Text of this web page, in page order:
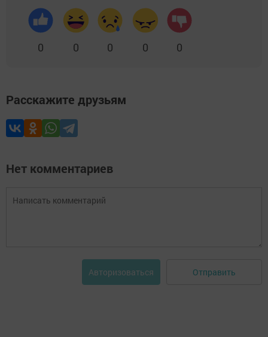
0 0 0 0 0
Расскажите друзьям
Нет комментариев
Авторизоваться Отправить